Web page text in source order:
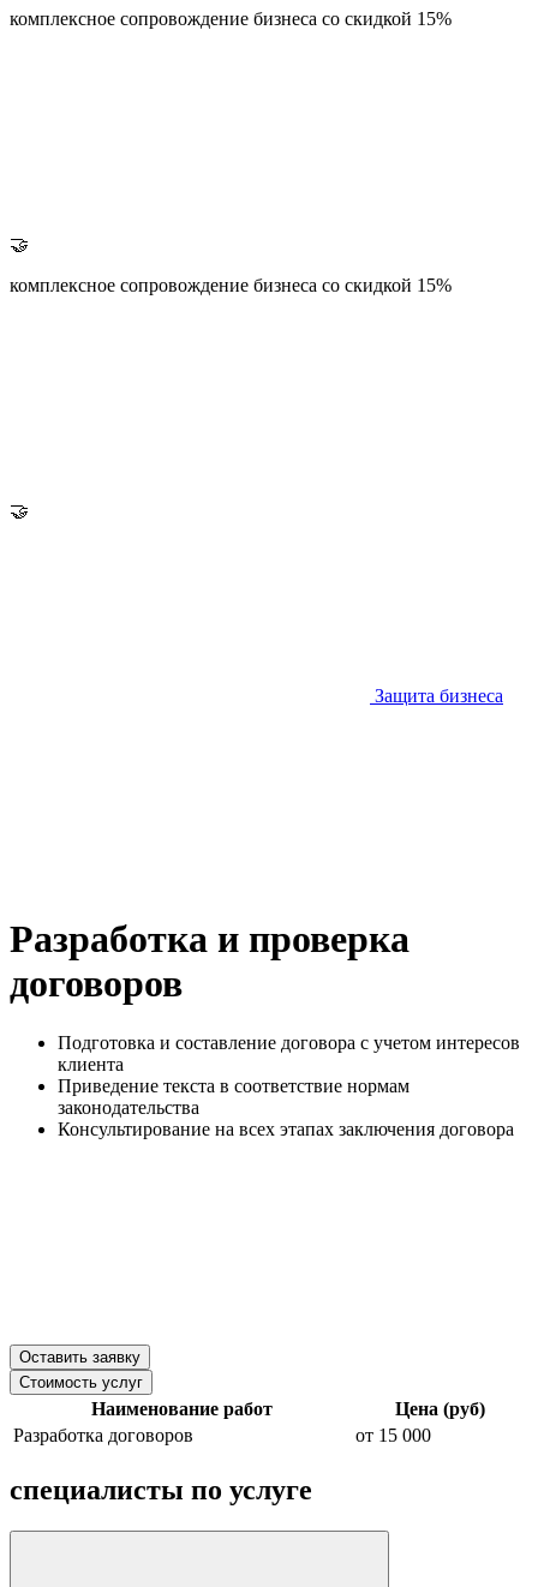
комплексное сопровождение бизнеса со скидкой 15%
🤝
комплексное сопровождение бизнеса со скидкой 15%
🤝
Защита бизнеса
Разработка и проверка
договоров
Подготовка и составление договора с учетом интересов
клиента
Приведение текста в соответствие нормам
законодательства
Консультирование на всех этапах заключения договора
Оставить заявку
Стоимость услуг
Наименование работ
Цена (руб)
Разработка договоров
от 15 000
специалисты по услуге